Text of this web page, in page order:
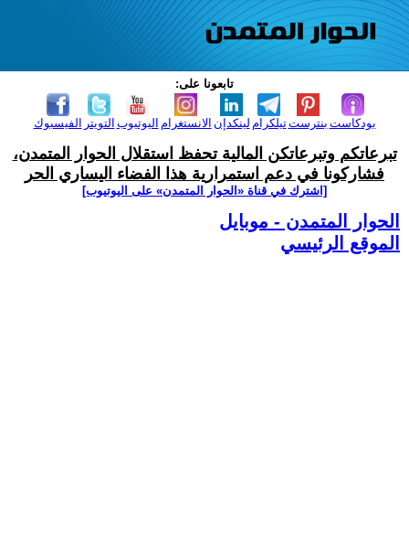
تابعونا على:
الفيسبوك التويتر اليوتيوب الانستغرام لينكدإن تيلكرامبنترست بودكاست
تبرعاتكم وتبرعاتكن المالية تحفظ استقلال الحوار المتمدن،
فشاركونا في دعم استمرارية هذا الفضاء اليساري الحر
[اشترك في قناة ‫«الحوار المتمدن» على اليوتيوب]
الحوار المتمدن - موبايل
الموقع الرئيسي